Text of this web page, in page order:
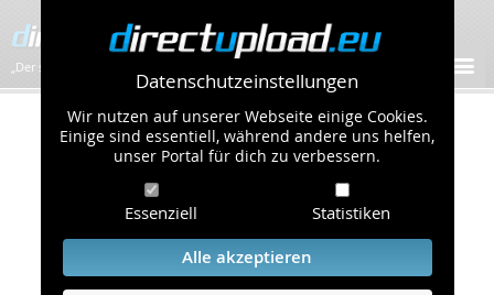
Datenschutzeinstellungen
Wir nutzen auf unserer Webseite einige Cookies.
Einige sind essentiell, während andere uns helfen,
unser Portal für dich zu verbessern.
Essenziell Statistiken
Alle akzeptieren
„Der schnellste Bilder-Hoster im Web!”
Kontakt & Support
Um eine schnelle und unkomplizierte
Bearbeitung Ihres Problems zu gewährleisten,
bitten wir Sie,
folgende Punkte zu beachten und einzuhalten.